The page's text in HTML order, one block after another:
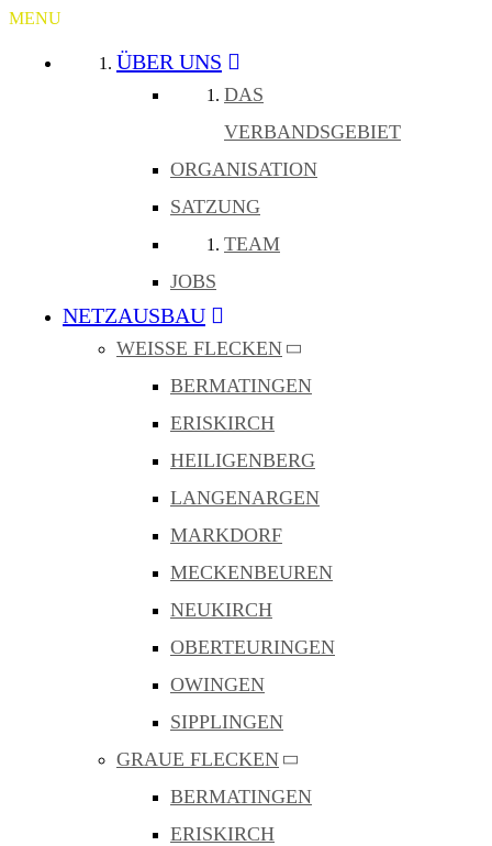
MENU
ÜBER UNS
DAS
VERBANDSGEBIET
ORGANISATION
SATZUNG
TEAM
JOBS
NETZAUSBAU
WEISSE FLECKEN
BERMATINGEN
ERISKIRCH
HEILIGENBERG
LANGENARGEN
MARKDORF
MECKENBEUREN
NEUKIRCH
OBERTEURINGEN
OWINGEN
SIPPLINGEN
GRAUE FLECKEN
BERMATINGEN
ERISKIRCH